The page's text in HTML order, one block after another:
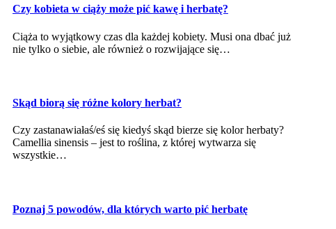
Czy kobieta w ciąży może pić kawę i herbatę?
Ciąża to wyjątkowy czas dla każdej kobiety. Musi ona dbać już
nie tylko o siebie, ale również o rozwijające się…
Skąd biorą się różne kolory herbat?
Czy zastanawiałaś/eś się kiedyś skąd bierze się kolor herbaty?
Camellia sinensis – jest to roślina, z której wytwarza się
wszystkie…
Poznaj 5 powodów, dla których warto pić herbatę